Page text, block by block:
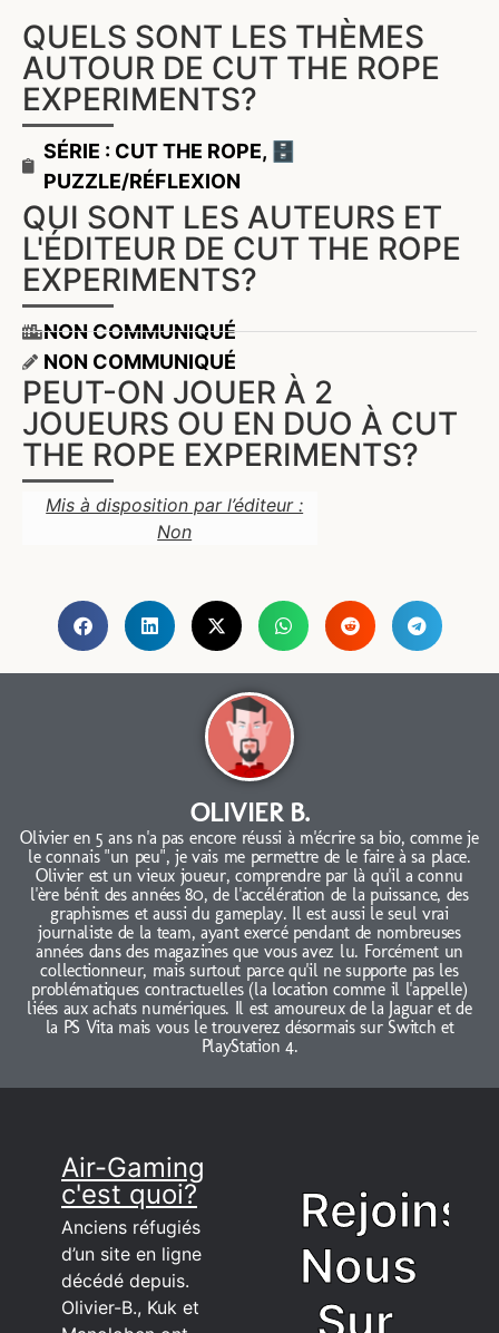
QUELS SONT LES THÈMES
AUTOUR DE CUT THE ROPE
EXPERIMENTS?
SÉRIE : CUT THE ROPE,
🗄️
PUZZLE/RÉFLEXION
QUI SONT LES AUTEURS ET
L'ÉDITEUR DE CUT THE ROPE
EXPERIMENTS?
NON COMMUNIQUÉ
NON COMMUNIQUÉ
PEUT-ON JOUER À 2
JOUEURS OU EN DUO À CUT
THE ROPE EXPERIMENTS?
Mis à disposition par l’éditeur :
Non
OLIVIER B.
Olivier en 5 ans n'a pas encore réussi à m'écrire sa bio, comme je
le connais "un peu", je vais me permettre de le faire à sa place.
Olivier est un vieux joueur, comprendre par là qu'il a connu
l'ère bénit des années 80, de l'accélération de la puissance, des
graphismes et aussi du gameplay. Il est aussi le seul vrai
journaliste de la team, ayant exercé pendant de nombreuses
années dans des magazines que vous avez lu. Forcément un
collectionneur, mais surtout parce qu'il ne supporte pas les
problématiques contractuelles (la location comme il l'appelle)
liées aux achats numériques. Il est amoureux de la Jaguar et de
la PS Vita mais vous le trouverez désormais sur Switch et
PlayStation 4.
Air-Gaming
c'est quoi?
Anciens réfugiés
d’un site en ligne
décédé depuis.
Olivier-B., Kuk et
Rejoins
Nous
Sur